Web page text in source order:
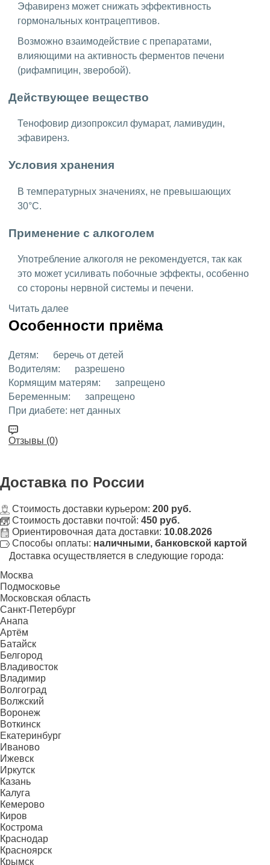
Эфавиренз может снижать эффективность
гормональных контрацептивов.
Возможно взаимодействие с препаратами,
влияющими на активность ферментов печени
(рифампицин, зверобой).
Действующее вещество
Тенофовир дизопроксил фумарат, ламивудин,
эфавиренз.
Условия хранения
В температурных значениях, не превышающих
30°С.
Применение с алкоголем
Употребление алкоголя не рекомендуется, так как
это может усиливать побочные эффекты, особенно
со стороны нервной системы и печени.
Читать далее
Особенности приёма
Детям:
беречь от детей
Водителям:
разрешено
Кормящим матерям:
запрещено
Беременным:
запрещено
При диабете: нет данных
Отзывы (0)
Доставка по России
Стоимость доставки курьером: 200 руб.
Стоимость доставки почтой: 450 руб.
Ориентировочная дата доставки: 10.08.2026
Способы оплаты: наличными, банковской картой
Доставка осуществляется в следующие города:
Москва
Подмосковье
Московская область
Санкт-Петербург
Анапа
Артём
Батайск
Белгород
Владивосток
Владимир
Волгоград
Волжский
Воронеж
Воткинск
Екатеринбург
Иваново
Ижевск
Иркутск
Казань
Калуга
Кемерово
Киров
Кострома
Краснодар
Красноярск
Крымск